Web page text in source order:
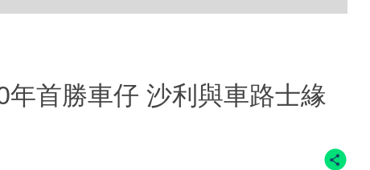
年首勝車仔 沙利與車路士緣